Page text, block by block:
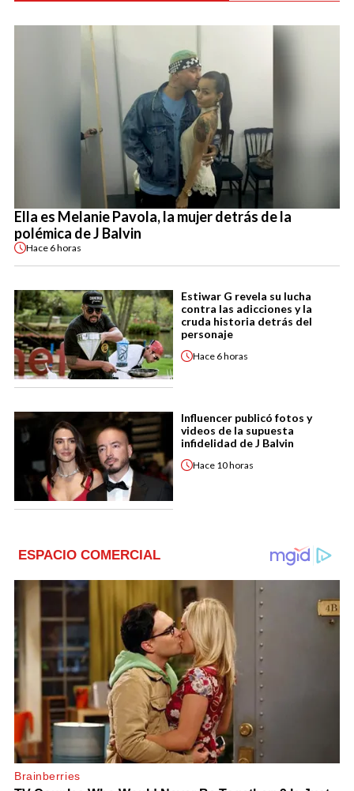
Ella es Melanie Pavola, la mujer detrás de la
polémica de J Balvin
Hace 6 horas
Estiwar G revela su lucha
contra las adicciones y la
cruda historia detrás del
personaje
Hace 6 horas
Influencer publicó fotos y
videos de la supuesta
infidelidad de J Balvin
Hace 10 horas